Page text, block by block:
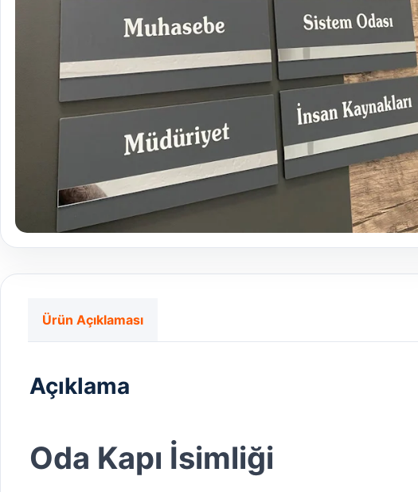
Ürün Açıklaması
Açıklama
Oda Kapı İsimliği